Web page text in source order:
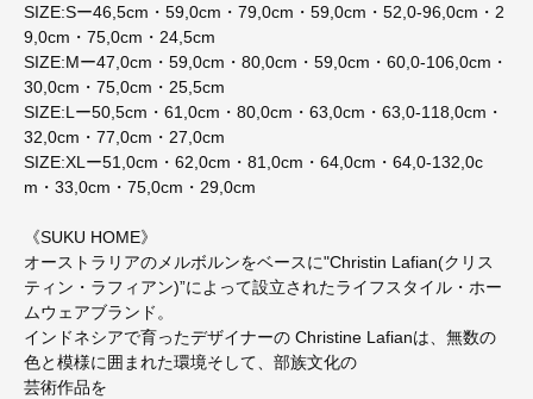
SIZE:Sー46,5cm・59,0cm・79,0cm・59,0cm・52,0-96,0cm・2
9,0cm・75,0cm・24,5cm
SIZE:Mー47,0cm・59,0cm・80,0cm・59,0cm・60,0-106,0cm・
30,0cm・75,0cm・25,5cm
SIZE:Lー50,5cm・61,0cm・80,0cm・63,0cm・63,0-118,0cm・
32,0cm・77,0cm・27,0cm
SIZE:XLー51,0cm・62,0cm・81,0cm・64,0cm・64,0-132,0c
m・33,0cm・75,0cm・29,0cm
《SUKU HOME》
オーストラリアのメルボルンをベースに"Christin Lafian(クリス
ティン・ラフィアン)”によって設立されたライフスタイル・ホー
ムウェアブランド。
インドネシアで育ったデザイナーの Christine Lafianは、無数の
色と模様に囲まれた環境そして、部族文化の
芸術作品を